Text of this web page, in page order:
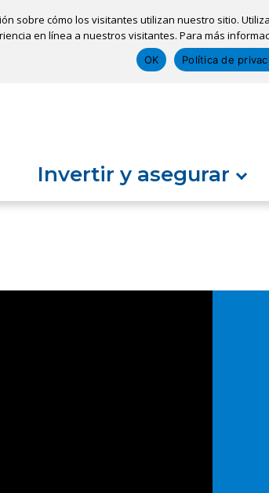
Sacar una cita
Invertir y asegurar
sobre cómo los visitantes utilizan nuestro sitio.
en línea a nuestros visitantes. Para más
OK Política de